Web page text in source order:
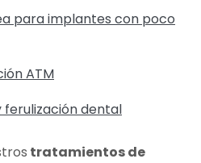
para implantes con poco
ATM
ferulización dental
tratamientos de